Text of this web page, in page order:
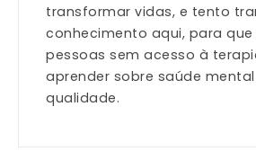
transformar vidas, e tento
conhecimento aqui, para
pessoas sem acesso à
aprender sobre saúde
qualidade.